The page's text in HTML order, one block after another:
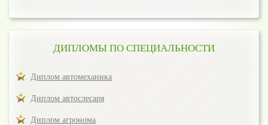
ДИПЛОМЫ ПО СПЕЦИАЛЬНОСТИ
Диплом автомеханика
Диплом автослесаря
Диплом агронома